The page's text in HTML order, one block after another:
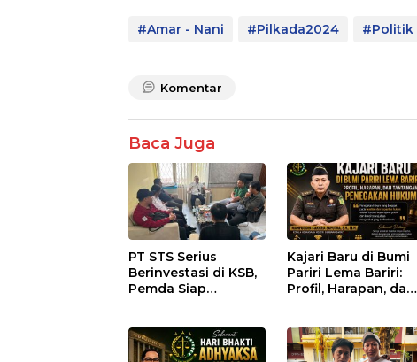
#Amar - Nani #Pilkada2024 #Politik
Komentar
Baca Juga
PT STS Serius
Berinvestasi di KSB,
Pemda Siap
Kepatuhan Regulasi
Kajari Baru di Bumi
Pariri Lema Bariri:
Profil, Harapan, dan